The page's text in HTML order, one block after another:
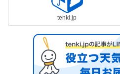
tenki.jp